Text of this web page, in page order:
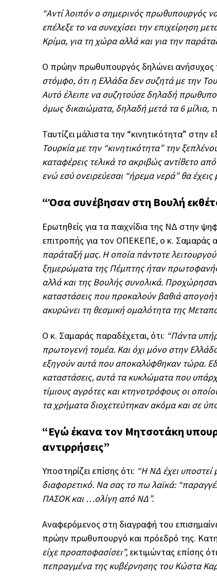
“Αντί λοιπόν ο σημερινός πρωθυπουργός
επέλεξε το να συνεχίσει την επιχείρηση
Κρίμα, για τη χώρα αλλά και για την
Ο πρώην πρωθυπουργός δηλώνει ανήσυχος
στόμφο, ότι η Ελλάδα δεν συζητά με την
Αυτό έλειπε να συζητούσε δηλαδή
όμως δικαιώματα, δηλαδή μετά τα 6 μίλια, τι
Ταυτίζει μάλιστα την “κινητικότητα” στην
Τουρκία με την “κινητικότητα” την
καταφέρεις τελικά το ακριβώς αντίθετο
ενώ εσύ ονειρεύεσαι “ήρεμα νερά” θα έχεις
“Όσα συνέβησαν στη Βουλή
Ερωτηθείς για τα παιχνίδια της ΝΔ στην
επιτροπής για τον ΟΠΕΚΕΠΕ, ο κ. Σαμαράς
παράταξή μας. Η οποία πάντοτε
ξημερώματα της Πέμπτης ήταν
αλλά και της Βουλής συνολικά.
καταστάσεις που προκαλούν βαθιά
ακυρώνει τη θεσμική ομαλότητα της
Ο κ. Σαμαράς παραδέχεται, ότι: “Πάντα
πρωτογενή τομέα. Και όχι μόνο στην
εξηγούν αυτά που αποκαλύφθηκαν τώρα.
καταστάσεις, αυτά τα κυκλώματα που
τίμιους αγρότες και κτηνοτρόφους οι
τα χρήματα διοχετεύτηκαν ακόμα και σε
“Εγώ έκανα τον Μητσοτάκη
αντιρρήσεις”
Υποστηρίζει επίσης ότι: “Η ΝΔ έχει υποστεί
διαφορετικό. Να σας το πω λαϊκά:
ΠΑΣΟΚ και …ολίγη από ΝΔ”.
Αναφερόμενος στη διαγραφή του
πρώην πρωθυπουργό και πρόεδρό της.
είχε προαποφασίσει”, εκτιμώντας επίσης
πεπραγμένα της κυβέρνησης του Κώστα